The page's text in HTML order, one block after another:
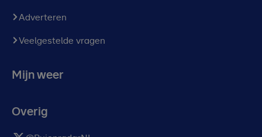
Adverteren
Veelgestelde vragen
Mijn weer
Overig